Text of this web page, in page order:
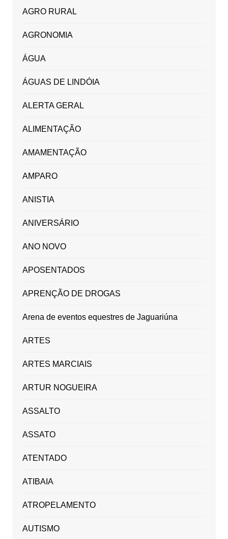
AGRO RURAL
AGRONOMIA
ÁGUA
ÁGUAS DE LINDÓIA
ALERTA GERAL
ALIMENTAÇÃO
AMAMENTAÇÃO
AMPARO
ANISTIA
ANIVERSÁRIO
ANO NOVO
APOSENTADOS
APRENÇÃO DE DROGAS
Arena de eventos equestres de Jaguariúna
ARTES
ARTES MARCIAIS
ARTUR NOGUEIRA
ASSALTO
ASSATO
ATENTADO
ATIBAIA
ATROPELAMENTO
AUTISMO